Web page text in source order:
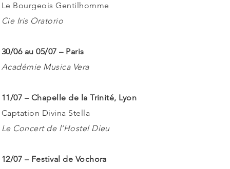
Le Bourgeois Gentilhomme
Cie Iris Oratorio
30/06 au 05/07 – Paris
Académie Musica Vera
11/07 – Chapelle de la Trinité, Lyon
Captation Divina Stella
Le Concert de l’Hostel Dieu
12/07 – Festival de Vochora